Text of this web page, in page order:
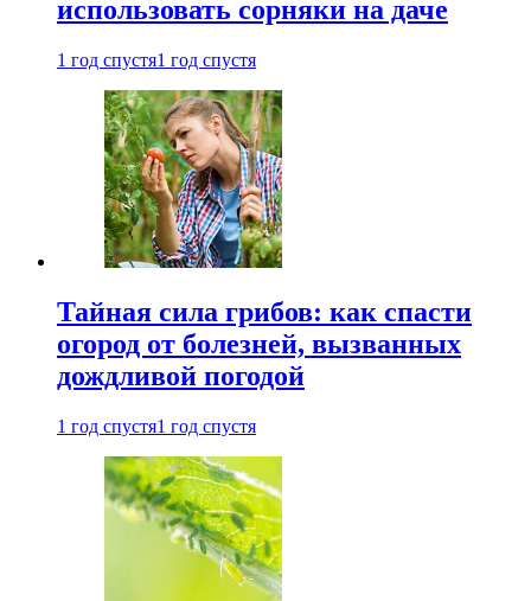
использовать сорняки на даче
1 год спустя1 год спустя
Тайная сила грибов: как спасти
огород от болезней, вызванных
дождливой погодой
1 год спустя1 год спустя